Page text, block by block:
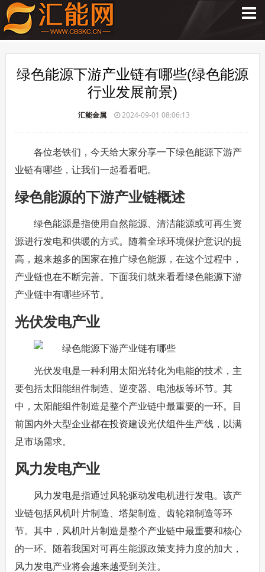
绿色能源下游产业链有哪些(绿色能源
行业发展前景)
汇能金属 2024-09-01 08:06:13
各位老铁们，今天给大家分享一下绿色能源下游产
业链有哪些，让我们一起看看吧。
绿色能源的下游产业链概述
绿色能源是指使用自然能源、清洁能源或可再生资
源进行发电和供暖的方式。随着全球环境保护意识的提
高，越来越多的国家在推广绿色能源，在这个过程中，
产业链也在不断完善。下面我们就来看看绿色能源下游
产业链中有哪些环节。
光伏发电产业
光伏发电是一种利用太阳光转化为电能的技术，主
要包括太阳能组件制造、逆变器、电池板等环节。其
中，太阳能组件制造是整个产业链中最重要的一环。目
前国内外大型企业都在投资建设光伏组件生产线，以满
足市场需求。
风力发电产业
风力发电是指通过风轮驱动发电机进行发电。该产
业链包括风机叶片制造、塔架制造、齿轮箱制造等环
节。其中，风机叶片制造是整个产业链中最重要和核心
的一环。随着我国对可再生能源政策支持力度的加大，
风力发电产业将会越来越受到关注。